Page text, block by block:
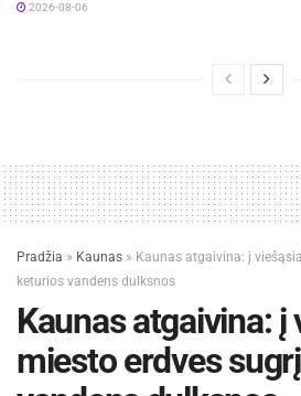
2026-08-06
Pradžia » Kaunas » Kaunas atgaivina: į
keturios vandens dulksnos
Kaunas atgaivina: į
miesto erdves